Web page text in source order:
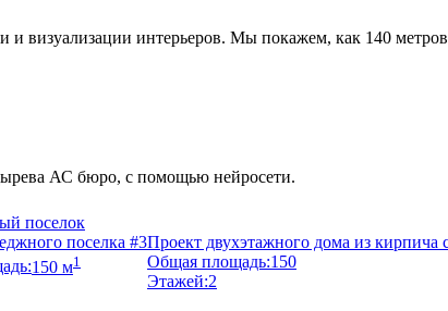
визуализации интерьеров. Мы покажем, как 140 метров
АС бюро, с помощью нейросети.
поселка #3
150 м1
Проект двухэтажного дома из
Общая площадь:150
Этажей:2